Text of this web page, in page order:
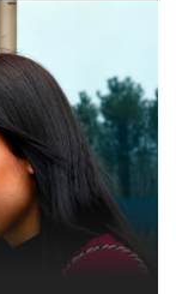
변 관광의 새로
. 조선족 전통문
과 해란강의 자연
는 복합 관광공
이어지며 행사
민과 관광객들은
하며 개장을 함